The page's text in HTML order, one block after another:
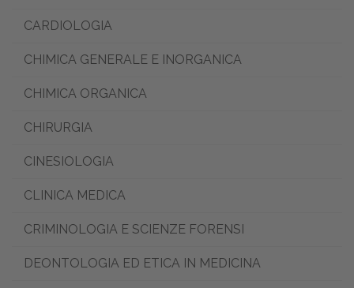
CARDIOLOGIA
CHIMICA GENERALE E INORGANICA
CHIMICA ORGANICA
CHIRURGIA
CINESIOLOGIA
CLINICA MEDICA
CRIMINOLOGIA E SCIENZE FORENSI
DEONTOLOGIA ED ETICA IN MEDICINA